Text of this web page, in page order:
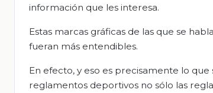
información que les interesa.
Estas marcas gráficas de las que se
fueran más entendibles.
En efecto, y eso es precisamente lo
reglamentos deportivos no sólo las